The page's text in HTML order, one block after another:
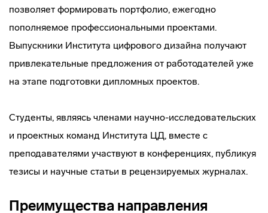
позволяет формировать портфолио, ежегодно
пополняемое профессиональными проектами.
Выпускники Института цифрового дизайна получают
привлекательные предложения от работодателей уже
на этапе подготовки дипломных проектов.
Студенты, являясь членами научно-исследовательских
и проектных команд Института ЦД, вместе с
преподавателями участвуют в конференциях, публикуя
тезисы и научные статьи в рецензируемых журналах.
Преимущества направления